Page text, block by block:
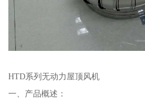
HTD系列无动力屋顶风机
一、产品概述：